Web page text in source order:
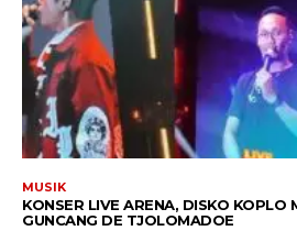
MUSIK
KONSER LIVE ARENA, DISKO KOPLO
GUNCANG DE TJOLOMADOE